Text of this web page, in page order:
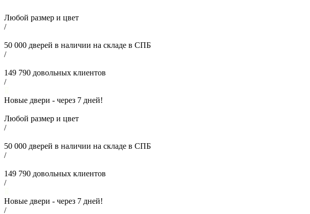
Любой размер и цвет
/
50 000 дверей в наличии на складе в СПБ
/
149 790 довольных клиентов
/
Новые двери - через 7 дней!
Любой размер и цвет
/
50 000 дверей в наличии на складе в СПБ
/
149 790 довольных клиентов
/
Новые двери - через 7 дней!
/